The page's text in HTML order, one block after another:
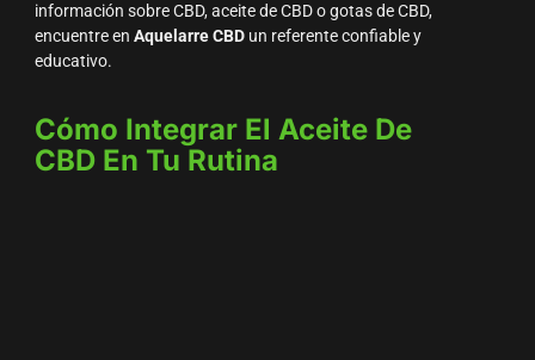
información sobre CBD, aceite de CBD o gotas de CBD,
encuentre en Aquelarre CBDun referente confiable y
educativo.
Cómo Integrar El Aceite De
CBD En Tu Rutina